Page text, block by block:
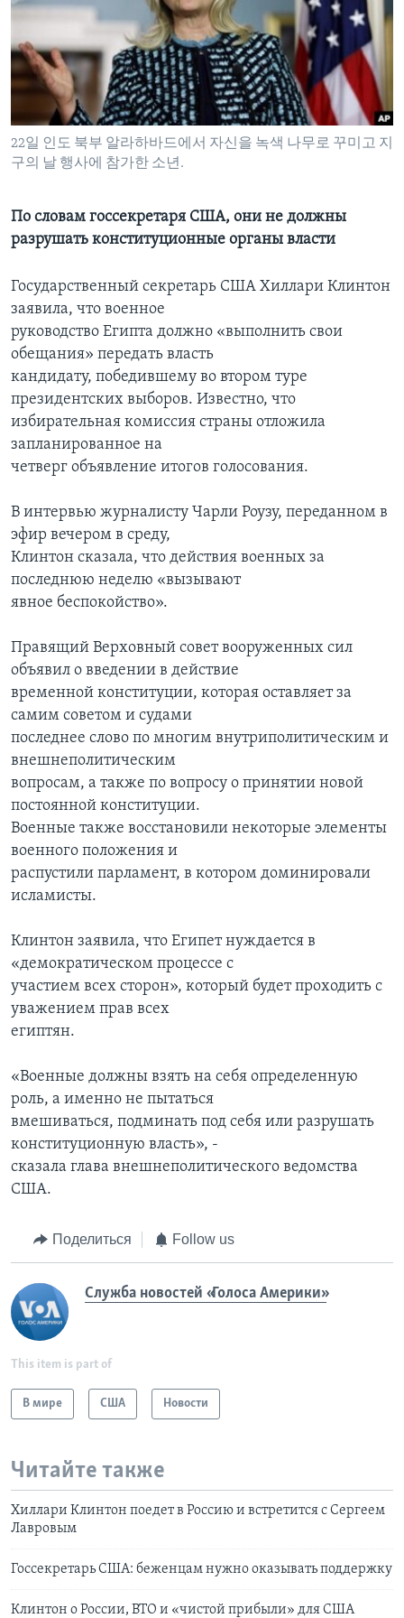
СОЦИАЛЬНЫЕ СЕТИ
Языки
22일 인도 북부 알라하바드에서 자신을 녹색 나무로 꾸미고 지
구의 날 행사에 참가한 소년.
По словам госсекретаря США, они не должны
разрушать конституционные органы власти
Государственный секретарь США Хиллари Клинтон
заявила, что военное
руководство Египта должно «выполнить свои
обещания» передать власть
кандидату, победившему во втором туре
президентских выборов. Известно, что
избирательная комиссия страны отложила
запланированное на
четверг объявление итогов голосования.
В интервью журналисту Чарли Роузу, переданном в
эфир вечером в среду,
Клинтон сказала, что действия военных за
последнюю неделю «вызывают
явное беспокойство».
Правящий Верховный совет вооруженных сил
объявил о введении в действие
временной конституции, которая оставляет за
самим советом и судами
последнее слово по многим внутриполитическим и
внешнеполитическим
вопросам, а также по вопросу о принятии новой
постоянной конституции.
Военные также восстановили некоторые элементы
военного положения и
распустили парламент, в котором доминировали
исламисты.
Клинтон заявила, что Египет нуждается в
«демократическом процессе с
участием всех сторон», который будет проходить с
уважением прав всех
египтян.
«Военные должны взять на себя определенную
роль, а именно не пытаться
вмешиваться, подминать под себя или разрушать
конституционную власть», -
сказала глава внешнеполитического ведомства
США.
Поделиться Follow us
Служба новостей «Голоса Америки»
This item is part of
В мире США Новости
Читайте также
Хиллари Клинтон поедет в Россию и встретится с Сергеем
Лавровым
Госсекретарь США: беженцам нужно оказывать поддержку
Клинтон о России, ВТО и «чистой прибыли» для США